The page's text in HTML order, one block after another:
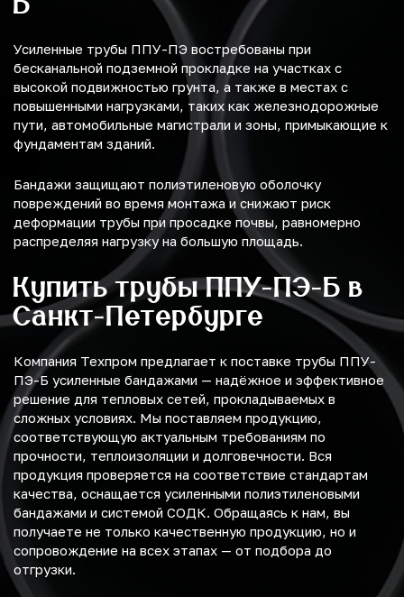
Усиленные трубы ППУ-ПЭ востребованы при
бесканальной подземной прокладке на участках с
высокой подвижностью грунта, а также в местах с
повышенными нагрузками, таких как железнодорожные
пути, автомобильные магистрали и зоны, примыкающие к
фундаментам зданий.
Бандажи защищают полиэтиленовую оболочку
повреждений во время монтажа и снижают риск
деформации трубы при просадке почвы, равномерно
распределяя нагрузку на большую площадь.
Купить трубы ППУ-ПЭ-Б в
Санкт-Петербурге
Компания Техпром предлагает к поставке трубы ППУ-
ПЭ-Б усиленные бандажами — надёжное и эффективное
решение для тепловых сетей, прокладываемых в
сложных условиях. Мы поставляем продукцию,
соответствующую актуальным требованиям по
прочности, теплоизоляции и долговечности. Вся
продукция проверяется на соответствие стандартам
качества, оснащается усиленными полиэтиленовыми
бандажами и системой СОДК. Обращаясь к нам, вы
получаете не только качественную продукцию, но и
сопровождение на всех этапах — от подбора до
отгрузки.